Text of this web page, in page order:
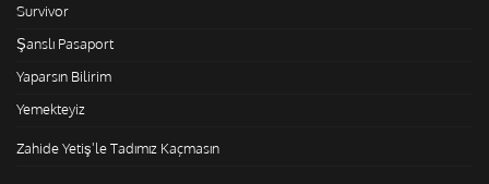
Survivor
Şanslı Pasaport
Yaparsın Bilirim
Yemekteyiz
Zahide Yetiş'le Tadımız Kaçmasın